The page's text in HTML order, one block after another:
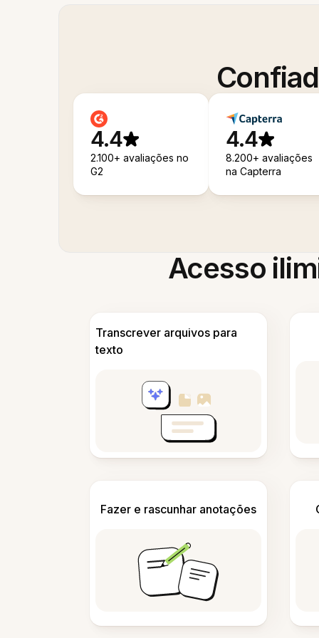
4.4
2.100+ avaliações no
G2
4.4
8.200+ avaliações
na Capterra
Acesso
Transcrever arquivos para
texto
Fazer e rascunhar anotações